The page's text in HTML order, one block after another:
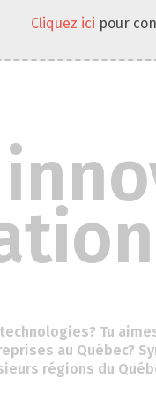
Cliquez ici pour
Tu
au Québec?
régions du